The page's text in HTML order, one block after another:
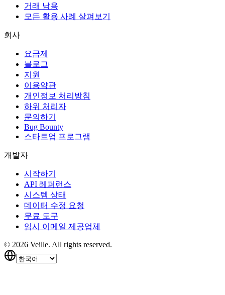
거래 남용
모든 활용 사례 살펴보기
회사
요금제
블로그
지원
이용약관
개인정보 처리방침
하위 처리자
문의하기
Bug Bounty
스타트업 프로그램
개발자
시작하기
API 레퍼런스
시스템 상태
데이터 수정 요청
무료 도구
임시 이메일 제공업체
© 2026 Veille. All rights reserved.